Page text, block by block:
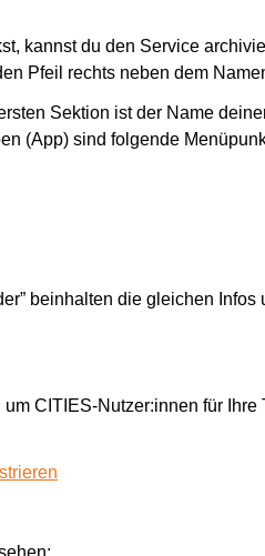
kannst du den Service
Pfeil rechts neben dem
Sektion ist der Name
(App) sind folgende
beinhalten die gleichen
CITIES-Nutzer:innen für